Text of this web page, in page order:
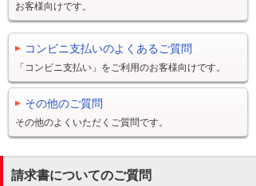
お客様向けです。
コンビニ支払いのよくあるご質問
「コンビニ支払い」をご利用のお客様向けです。
その他のご質問
その他のよくいただくご質問です。
請求書についてのご質問